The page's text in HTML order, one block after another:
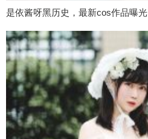
是依酱呀黑历史，最新cos作品曝光